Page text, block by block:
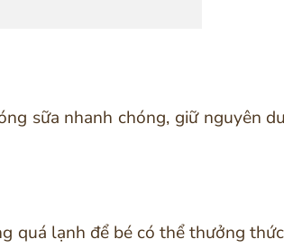
sữa nhanh chóng, giữ nguyên
quá lạnh để bé có thể thưởng